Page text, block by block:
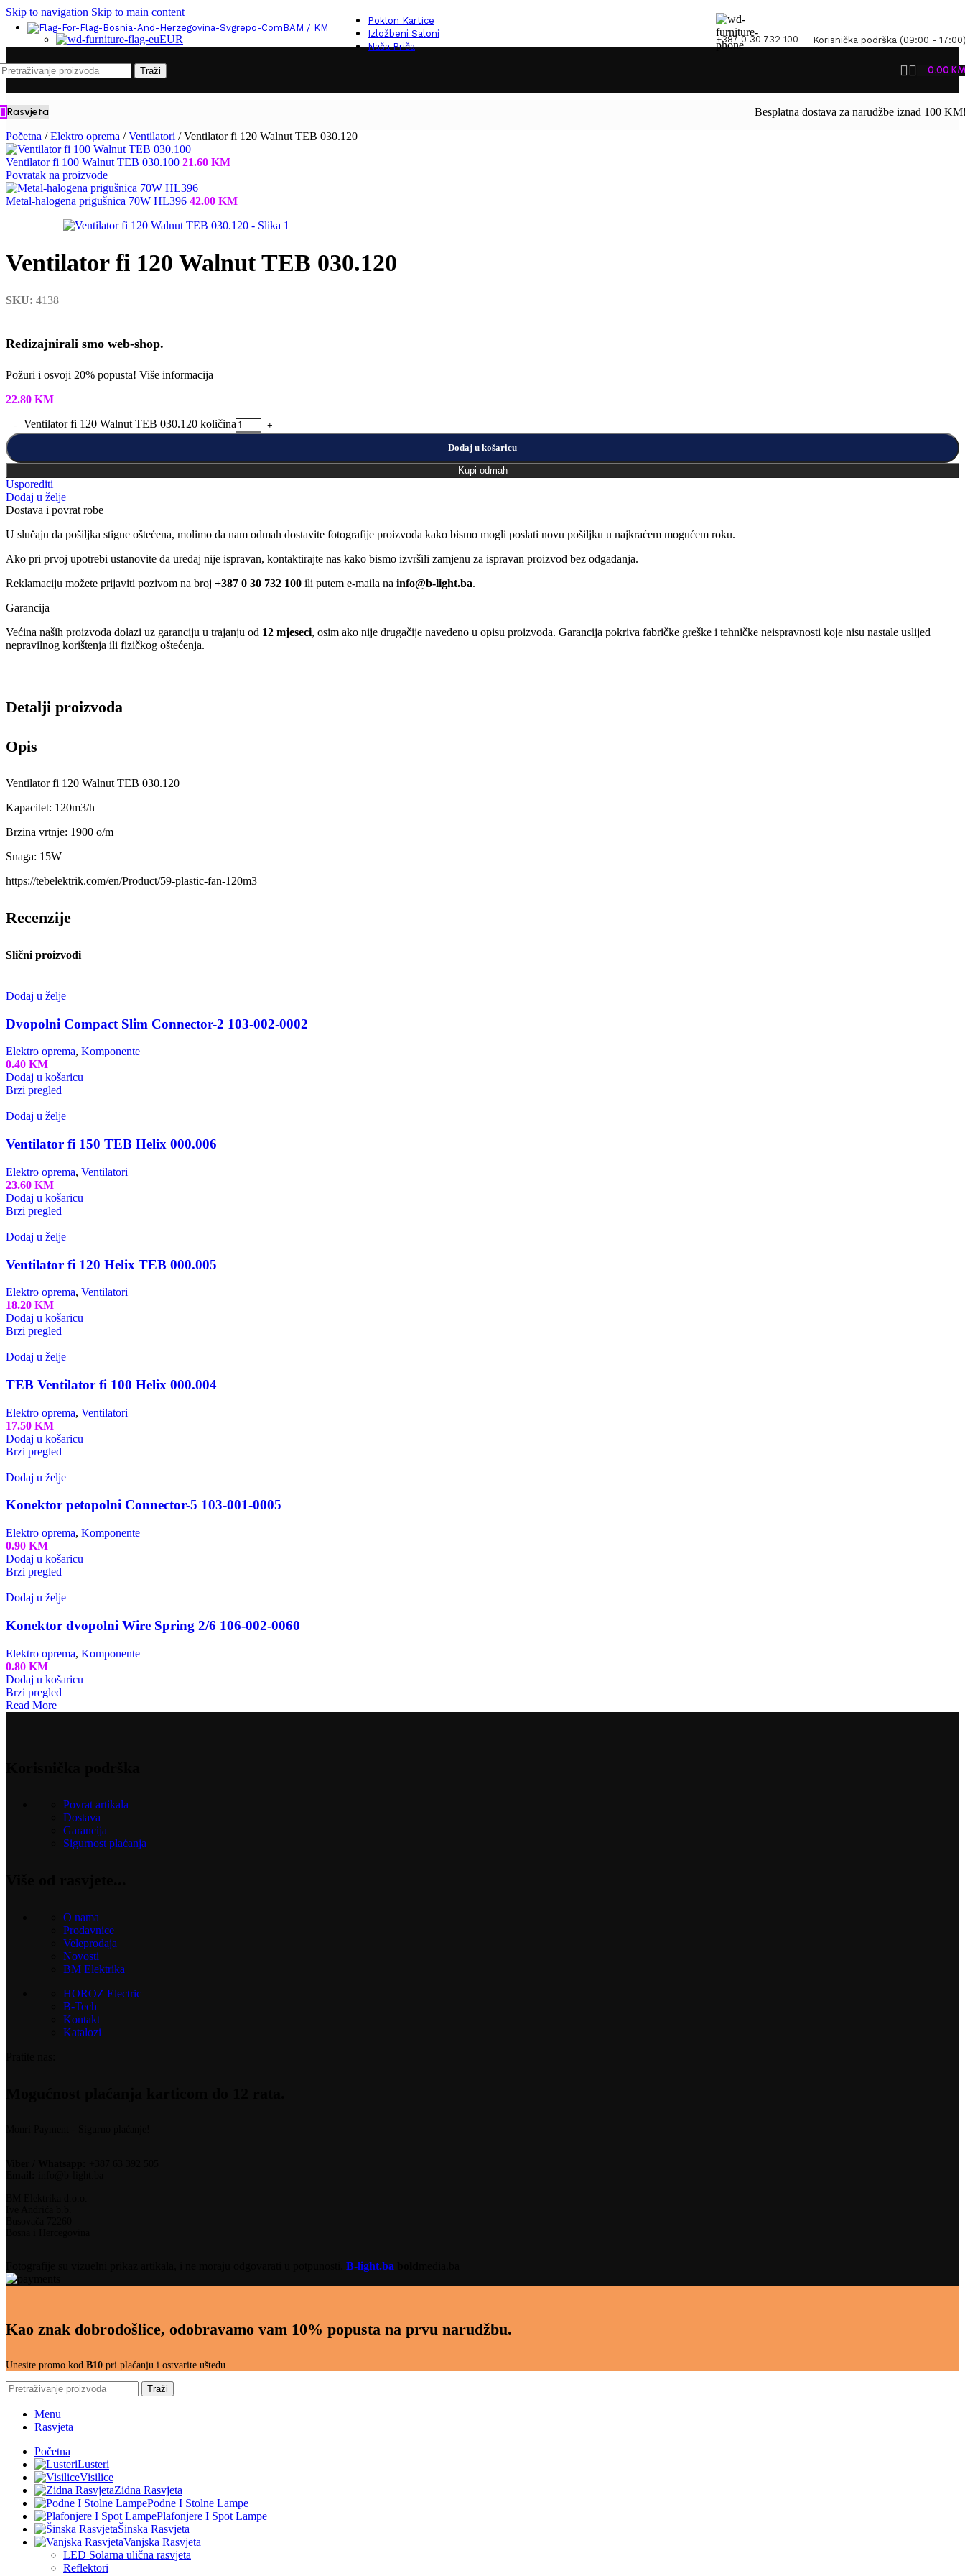
Skip to navigation Skip to main content
BAM / KM
EUR
Poklon Kartice
Izložbeni Saloni
Naša Priča
+387 0 30 732 100 Korisnička podrška (09:00 -
Traži 0.00
Rasvjeta Besplatna dostava za narudžbe iznad 100
Početna / Elektro oprema / Ventilatori / Ventilator fi 120 Walnut TEB 030.120
Ventilator fi 100 Walnut TEB 030.100 21.60 KM
Povratak na proizvode
Metal-halogena prigušnica 70W HL396 42.00 KM
Ventilator fi 120 Walnut TEB 030.120
SKU: 4138
Redizajnirali smo web-shop.
Požuri i osvoji 20% popusta! Više informacija
22.80 KM
Ventilator fi 120 Walnut TEB 030.120 količina
Dodaj u košaricu
Kupi odmah
Usporediti
Dodaj u želje
Dostava i povrat robe
U slučaju da pošiljka stigne oštećena, molimo da nam odmah dostavite fotografije proizvoda kako bismo mogli poslati novu pošiljku u najkraćem mogućem roku.
Ako pri prvoj upotrebi ustanovite da uređaj nije ispravan, kontaktirajte nas kako bismo izvršili zamjenu za ispravan proizvod bez odgađanja.
Reklamaciju možete prijaviti pozivom na broj +387 0 30 732 100 ili putem e-maila na info@b-light.ba.
Garancija
Većina naših proizvoda dolazi uz garanciju u trajanju od 12 mjeseci, osim ako nije drugačije navedeno u opisu proizvoda. Garancija pokriva fabričke greške i tehničke neispravnosti koje nisu nastale uslijed
nepravilnog korištenja ili fizičkog oštećenja.
Detalji proizvoda
Opis
Ventilator fi 120 Walnut TEB 030.120
Kapacitet: 120m3/h
Brzina vrtnje: 1900 o/m
Snaga: 15W
https://tebelektrik.com/en/Product/59-plastic-fan-120m3
Recenzije
Slični proizvodi
Dodaj u želje
Dvopolni Compact Slim Connector-2 103-002-0002
Elektro oprema, Komponente
0.40 KM
Dodaj u košaricu
Brzi pregled
Dodaj u želje
Ventilator fi 150 TEB Helix 000.006
Elektro oprema, Ventilatori
23.60 KM
Dodaj u košaricu
Brzi pregled
Dodaj u želje
Ventilator fi 120 Helix TEB 000.005
Elektro oprema, Ventilatori
18.20 KM
Dodaj u košaricu
Brzi pregled
Dodaj u želje
TEB Ventilator fi 100 Helix 000.004
Elektro oprema, Ventilatori
17.50 KM
Dodaj u košaricu
Brzi pregled
Dodaj u želje
Konektor petopolni Connector-5 103-001-0005
Elektro oprema, Komponente
0.90 KM
Dodaj u košaricu
Brzi pregled
Dodaj u želje
Konektor dvopolni Wire Spring 2/6 106-002-0060
Elektro oprema, Komponente
0.80 KM
Dodaj u košaricu
Brzi pregled
Read More
Povrat artikala
Dostava
Garancija
Sigurnost plaćanja
O nama
Prodavnice
Veleprodaja
Novosti
BM Elektrika
HOROZ Electric
B-Tech
Kontakt
Katalozi
B-light.ba
Kao znak dobrodošlice, odobravamo vam 10% popusta na prvu narudžbu.
Unesite promo kod B10 pri plaćanju i ostvarite uštedu.
Traži
Menu
Rasvjeta
Početna
Lusteri
Visilice
Zidna Rasvjeta
Podne I Stolne Lampe
Plafonjere I Spot Lampe
Šinska Rasvjeta
Vanjska Rasvjeta
LED Solarna ulična rasvjeta
Reflektori